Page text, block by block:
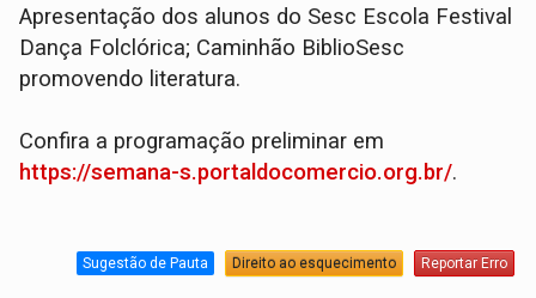
Apresentação dos alunos do Sesc Escola Festival
Dança Folclórica; Caminhão BiblioSesc
promovendo literatura.
Confira a programação preliminar em
https://semana-s.portaldocomercio.org.br/.
Sugestão de Pauta Direito ao esquecimento Reportar Erro